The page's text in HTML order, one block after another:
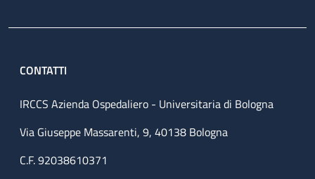
CONTATTI
IRCCS Azienda Ospedaliero - Universitaria di Bologna
Via Giuseppe Massarenti, 9, 40138 Bologna
C.F. 92038610371